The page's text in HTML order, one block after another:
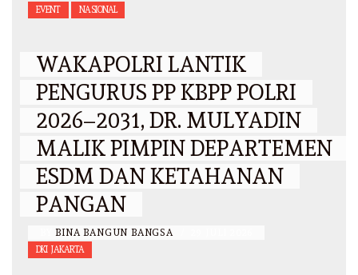
EVENT NASIONAL
WAKAPOLRI LANTIK
PENGURUS PP KBPP POLRI
2026–2031, DR. MULYADIN
MALIK PIMPIN DEPARTEMEN
ESDM DAN KETAHANAN
PANGAN
BINA BANGUN BANGSA
DKI JAKARTA